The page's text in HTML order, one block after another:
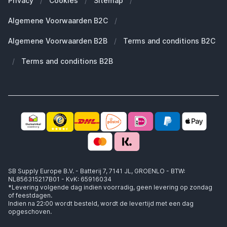
Groot en uniek assortiment
400.000+ klanten geleverd
Welke MagSafe heb ik nodig?
Werken bij SB Supply
Working at SB Supply
Algemene Voorwaarden B2C /
Algemene Voorwaarden B2B / Terms and conditions B2C
/ Terms and conditions B2B
SB Supply Europe B.V. - Batterij 7, 7141 JL, GROENLO - BTW:
NL856315217B01 - KvK: 65916034
*Levering volgende dag indien voorradig, geen levering op zondag
of feestdagen.
Indien na 22:00 wordt besteld, wordt de levertijd met een dag
opgeschoven.